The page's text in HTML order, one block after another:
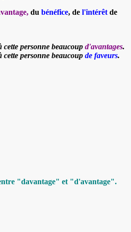
, du bénéfice, de l'intérêt de
personne beaucoup d'avantages.
personne beaucoup de faveurs.
"davantage" et "d'avantage".